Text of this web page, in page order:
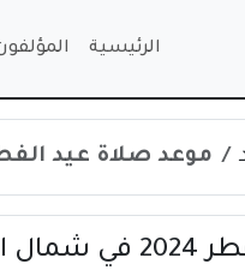
الرئيسية
موعد صلاة عيد الفطر 2024 في شمال الشرقية |
| عمان